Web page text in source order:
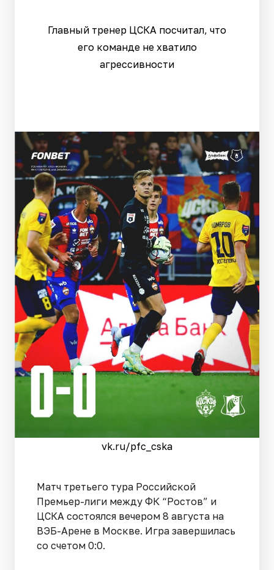
Главный тренер ЦСКА посчитал, что
его команде не хватило
агрессивности
vk.ru/pfc_cska
Матч третьего тура Российской
Премьер-лиги между ФК “Ростов” и
ЦСКА состоялся вечером 8 августа на
ВЭБ-Арене в Москве. Игра завершилась
со счетом 0:0.